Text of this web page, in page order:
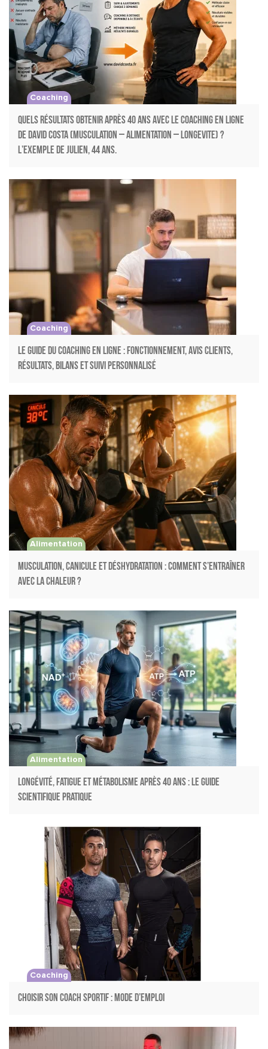
Coaching
Quels résultats obtenir après 40 ans avec le coaching en ligne
de David Costa (musculation – alimentation – longevite) ?
L’exemple de Julien, 44 ans.
Coaching
Le Guide du Coaching en Ligne : Fonctionnement, Avis Clients,
Résultats, Bilans et Suivi Personnalisé
Alimentation
Musculation, canicule et déshydratation : comment s’entraîner
avec la chaleur ?
Alimentation
Longévité, Fatigue et Métabolisme après 40 ans : Le Guide
Scientifique Pratique
Coaching
CHOISIR SON COACH SPORTIF : MODE D’EMPLOI